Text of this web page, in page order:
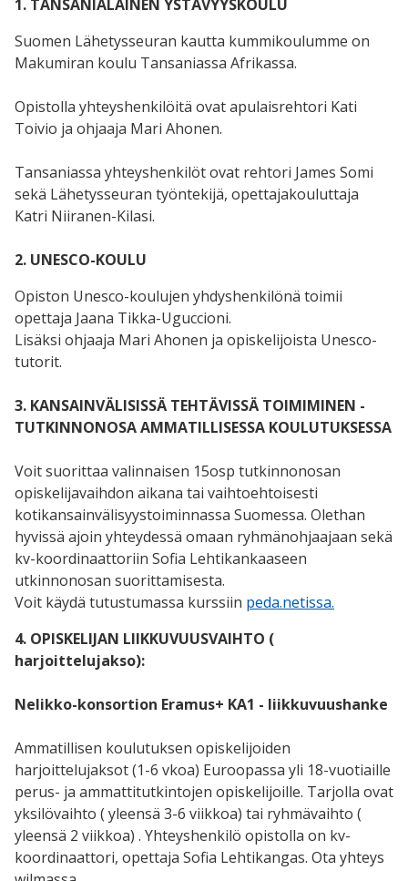
1. TANSANIALAINEN YSTÄVYYSKOULU
Suomen Lähetysseuran kautta kummikoulumme on
Makumiran koulu Tansaniassa Afrikassa.
Opistolla yhteyshenkilöitä ovat apulaisrehtori Kati
Toivio ja ohjaaja Mari Ahonen.
Tansaniassa yhteyshenkilöt ovat rehtori James Somi
sekä Lähetysseuran työntekijä, opettajakouluttaja
Katri Niiranen-Kilasi.
2. UNESCO-KOULU
Opiston Unesco-koulujen yhdyshenkilönä toimii
opettaja Jaana Tikka-Uguccioni.
Lisäksi ohjaaja Mari Ahonen ja opiskelijoista Unesco-
tutorit.
3. KANSAINVÄLISISSÄ TEHTÄVISSÄ TOIMIMINEN -
TUTKINNONOSA AMMATILLISESSA KOULUTUKSESSA
Voit suorittaa valinnaisen 15osp tutkinnonosan
opiskelijavaihdon aikana tai vaihtoehtoisesti
kotikansainvälisyystoiminnassa Suomessa. Olethan
hyvissä ajoin yhteydessä omaan ryhmänohjaajaan sekä
kv-koordinaattoriin Sofia Lehtikankaaseen
utkinnonosan suorittamisesta.
Voit käydä tutustumassa kurssiin peda.netissa.
4. OPISKELIJAN LIIKKUVUUSVAIHTO (
harjoittelujakso):
Nelikko-konsortion Eramus+ KA1 - liikkuvuushanke
Ammatillisen koulutuksen opiskelijoiden
harjoittelujaksot (1-6 vkoa) Euroopassa yli 18-vuotiaille
perus- ja ammattitutkintojen opiskelijoille. Tarjolla ovat
yksilövaihto ( yleensä 3-6 viikkoa) tai ryhmävaihto (
yleensä 2 viikkoa) . Yhteyshenkilö opistolla on kv-
koordinaattori, opettaja Sofia Lehtikangas. Ota yhteys